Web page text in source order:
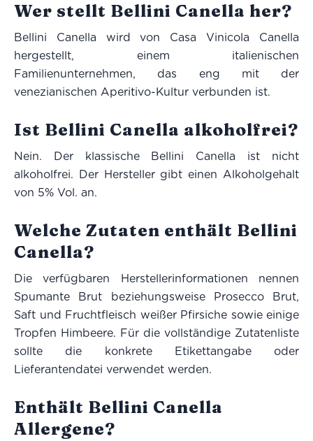
Wer stellt Bellini Canella her?
Bellini Canella wird von Casa Vinicola Canella
hergestellt, einem italienischen
Familienunternehmen, das eng mit der
venezianischen Aperitivo-Kultur verbunden ist.
Ist Bellini Canella alkoholfrei?
Nein. Der klassische Bellini Canella ist nicht
alkoholfrei. Der Hersteller gibt einen Alkoholgehalt
von 5% Vol. an.
Welche Zutaten enthält Bellini
Canella?
Die verfügbaren Herstellerinformationen nennen
Spumante Brut beziehungsweise Prosecco Brut,
Saft und Fruchtfleisch weißer Pfirsiche sowie einige
Tropfen Himbeere. Für die vollständige Zutatenliste
sollte die konkrete Etikettangabe oder
Lieferantendatei verwendet werden.
Enthält Bellini Canella
Allergene?